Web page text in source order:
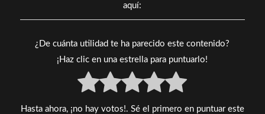
aquí:
¿De cuánta utilidad te ha parecido este contenido?
¡Haz clic en una estrella para puntuarlo!
Hasta ahora, ¡no hay votos!. Sé el primero en puntuar este